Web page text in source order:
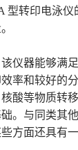
型转印电泳
仪器能够满
率和较好的
酸等物质转
。与同类其
方面还具有一